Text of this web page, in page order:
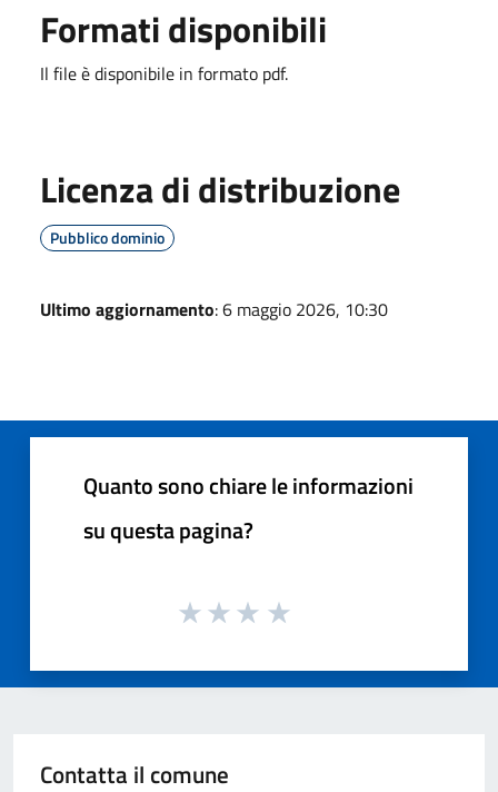
Formati disponibili
Il file è disponibile in formato pdf.
Licenza di distribuzione
Pubblico dominio
Ultimo aggiornamento: 6 maggio 2026, 10:30
Quanto sono chiare le informazioni
su questa pagina?
Contatta il comune